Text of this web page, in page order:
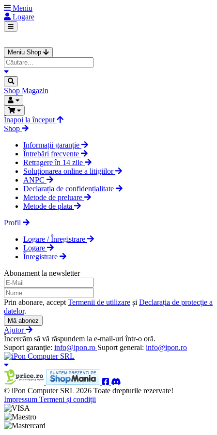
Meniu
Logare
Meniu Shop
Shop Magazin
Înapoi la început
Shop
Informații garanție
Întrebări frecvente
Retragere în 14 zile
Soluționarea online a litigiilor
ANPC
Declarația de confidențialitate
Metode de preluare
Metode de plata
Profil
Logare / Înregistrare
Logare
Înregistrare
Abonament la newsletter
Prin abonare, accept Termenii de utilizare și Declarația de protecție a
datelor.
Mă abonez
Ajutor
Încercăm să vă răspundem la e-mail-uri într-o oră.
Suport garanţie: info@ipon.ro Suport general: info@ipon.ro
© iPon Computer SRL 2026 Toate drepturile rezervate!
Impressum Termeni și condiții